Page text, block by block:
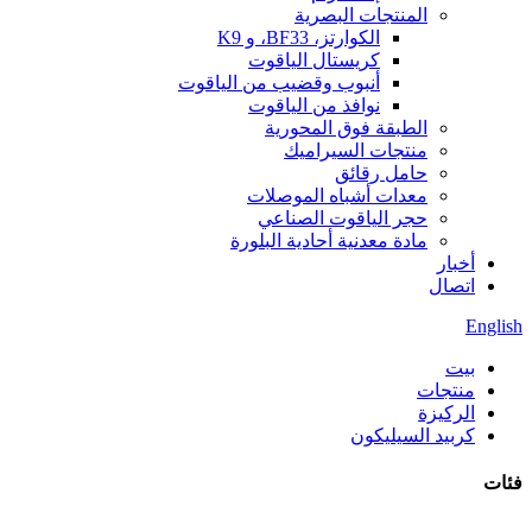
المنتجات البصرية
الكوارتز، BF33، و K9
كريستال الياقوت
أنبوب وقضيب من الياقوت
نوافذ من الياقوت
الطبقة فوق المحورية
منتجات السيراميك
حامل رقائق
معدات أشباه الموصلات
حجر الياقوت الصناعي
مادة معدنية أحادية البلورة
أخبار
اتصال
English
بيت
منتجات
الركيزة
كربيد السيليكون
فئات